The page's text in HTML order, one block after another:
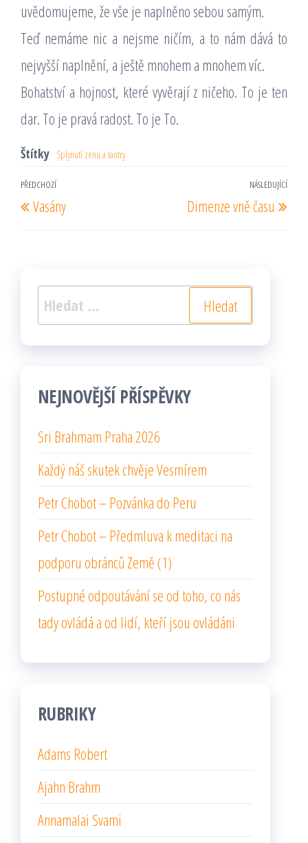
uvědomujeme, že vše je naplněno sebou samým.
Teď nemáme nic a nejsme ničím, a to nám dává to
nejvyšší naplnění, a ještě mnohem a mnohem víc.
Bohatství a hojnost, které vyvěrají z ničeho. To je ten
dar. To je pravá radost. To je To.
Štítky Splynutí zenu a tantry
Navigace
pro
Předchozí
příspěvek
PŘEDCHOZÍ
Vasány
NÁSLEDUJÍCÍ
Dimenze vně času
Vyhledávání
NEJNOVĚJŠÍ PŘÍSPĚVKY
Sri Brahmam Praha 2026
Každý náš skutek chvěje Vesmírem
Petr Chobot – Pozvánka do Peru
Petr Chobot – Předmluva k meditaci na
podporu obránců Země (1)
Postupné odpoutávání se od toho, co nás
tady ovládá a od lidí, kteří jsou ovládáni
RUBRIKY
Adams Robert
Ajahn Brahm
Annamalai Svami